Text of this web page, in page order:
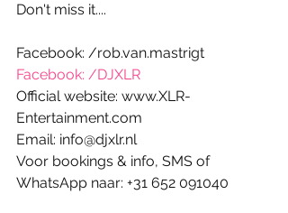
Don't miss it....
Facebook: /rob.van.mastrigt
Facebook: /DJXLR
Official website: www.XLR-
Entertainment.com
Email: info@djxlr.nl
Voor bookings & info, SMS of
WhatsApp naar: +31 652 091040